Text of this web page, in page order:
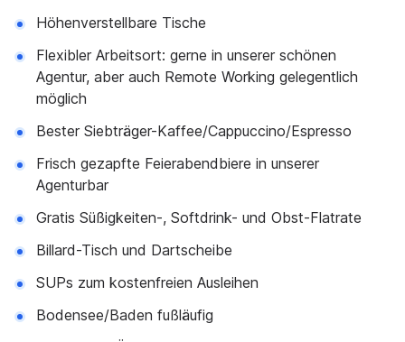
Höhenverstellbare Tische
Flexibler Arbeitsort: gerne in unserer schönen
Agentur, aber auch Remote Working gelegentlich
möglich
Bester Siebträger-Kaffee/Cappuccino/Espresso
Frisch gezapfte Feierabendbiere in unserer
Agenturbar
Gratis Süßigkeiten-, Softdrink- und Obst-Flatrate
Billard-Tisch und Dartscheibe
SUPs zum kostenfreien Ausleihen
Bodensee/Baden fußläufig